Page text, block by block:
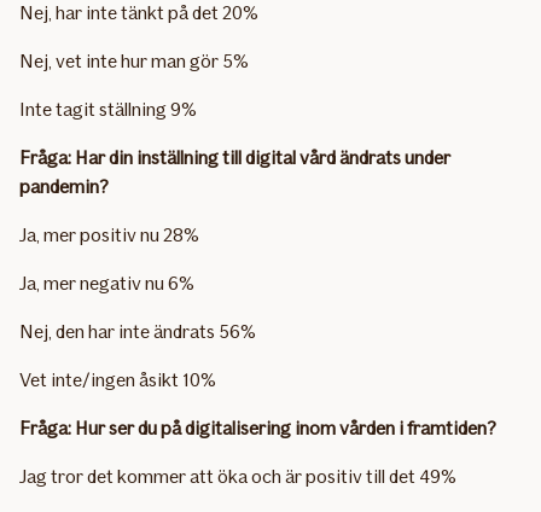
Nej, har inte tänkt på det 20%
Nej, vet inte hur man gör 5%
Inte tagit ställning 9%
Fråga: Har din inställning till digital vård ändrats under
pandemin?
Ja, mer positiv nu 28%
Ja, mer negativ nu 6%
Nej, den har inte ändrats 56%
Vet inte/ingen åsikt 10%
Fråga: Hur ser du på digitalisering inom vården i framtiden?
Jag tror det kommer att öka och är positiv till det 49%